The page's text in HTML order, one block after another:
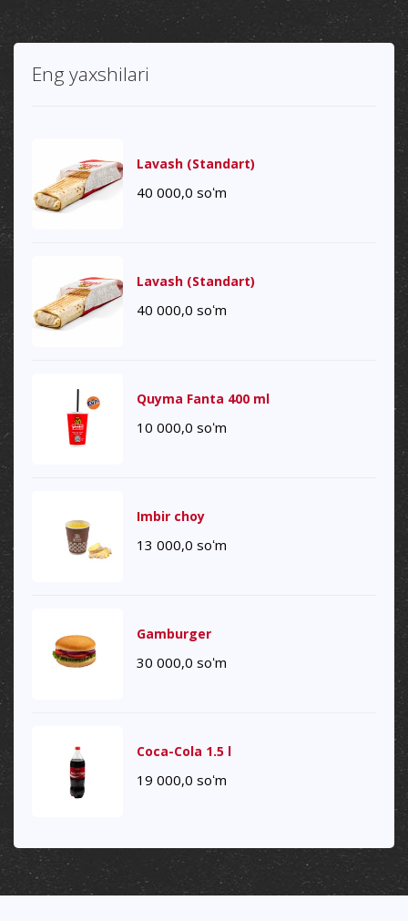
Eng yaxshilari
Lavash (Standart)
40 000,0 soʻm
Lavash (Standart)
40 000,0 soʻm
Quyma Fanta 400 ml
10 000,0 soʻm
Imbir choy
13 000,0 soʻm
Gamburger
30 000,0 soʻm
Coca-Cola 1.5 l
19 000,0 soʻm